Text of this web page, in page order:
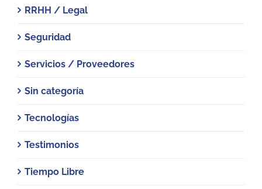
RRHH / Legal
Seguridad
Servicios / Proveedores
Sin categoría
Tecnologías
Testimonios
Tiempo Libre